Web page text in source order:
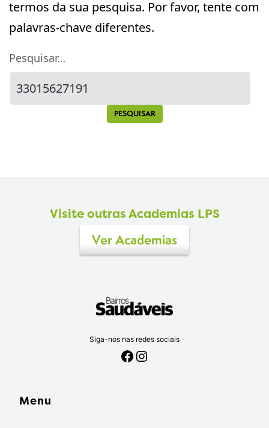
termos da sua pesquisa. Por favor, tente com
palavras-chave diferentes.
Pesquisar…
Visite outras Academias LPS
Ver Academias
Siga-nos nas redes sociais
Menu